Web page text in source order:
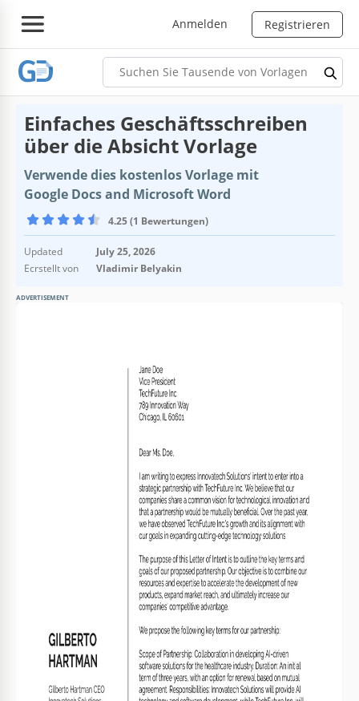
Anmelden Registrieren
Einfaches Geschäftsschreiben
über die Absicht Vorlage
Verwende dies kostenlos Vorlage mit
Google Docs and Microsoft Word
4.25 (1 Bewertungen)
Updated
July 25, 2026
Ecrstellt von
Vladimir Belyakin
ADVERTISEMENT